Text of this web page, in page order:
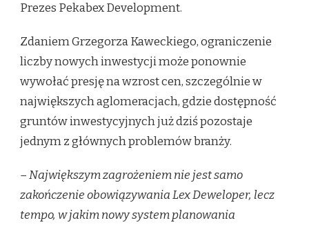
Prezes Pekabex Development.
Zdaniem Grzegorza Kaweckiego, ograniczenie
liczby nowych inwestycji może ponownie
wywołać presję na wzrost cen, szczególnie w
największych aglomeracjach, gdzie dostępność
gruntów inwestycyjnych już dziś pozostaje
jednym z głównych problemów branży.
– Największym zagrożeniem nie jest samo
zakończenie obowiązywania Lex Deweloper, lecz
tempo, w jakim nowy system planowania